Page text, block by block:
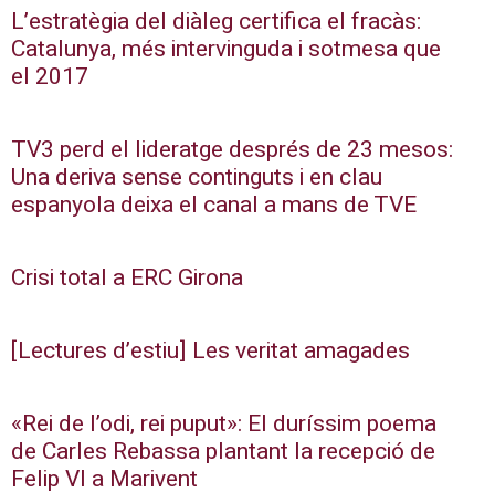
L’estratègia del diàleg certifica el fracàs:
Catalunya, més intervinguda i sotmesa que
el 2017
TV3 perd el lideratge després de 23 mesos:
Una deriva sense continguts i en clau
espanyola deixa el canal a mans de TVE
Crisi total a ERC Girona
[Lectures d’estiu] Les veritat amagades
«Rei de l’odi, rei puput»: El duríssim poema
de Carles Rebassa plantant la recepció de
Felip VI a Marivent